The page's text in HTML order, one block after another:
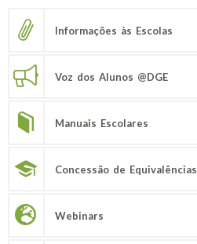
Informações às Escolas
Voz dos Alunos @DGE
Manuais Escolares
Concessão de Equivalências
Webinars